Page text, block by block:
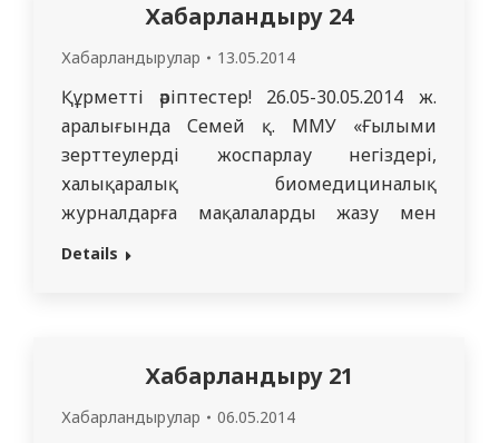
Хабарландыру 24
Хабарландырулар 13.05.2014
Құрметті әріптестер! 26.05-30.05.2014 ж.
аралығында Семей қ. ММУ «Ғылыми
зерттеулерді жоспарлау негіздері,
халықаралық биомедициналық
журналдарға мақалаларды жазу мен
мәліметтерді өңдеу» тақырыбында
Details
Хабарландыру 21
Хабарландырулар 06.05.2014